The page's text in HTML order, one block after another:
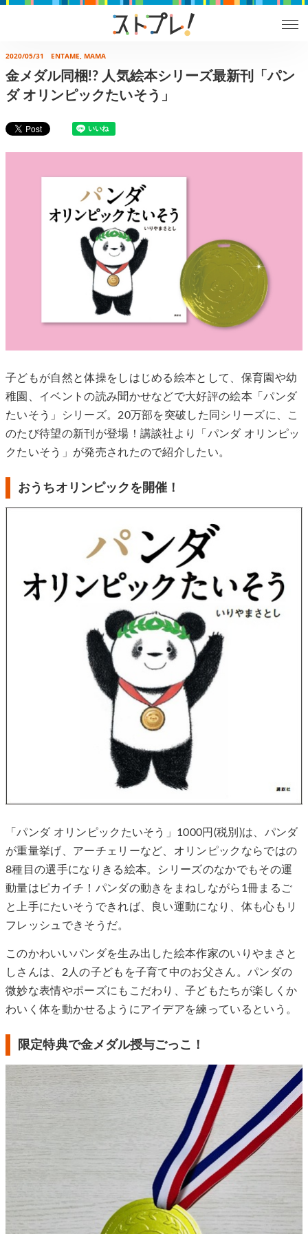
2020/05/31 ENTAME, MAMA
金メダル同梱!? 人気絵本シリーズ最新刊「パン
ダ オリンピックたいそう」
子どもが自然と体操をしはじめる絵本として、保育園や幼
稚園、イベントの読み聞かせなどで大好評の絵本「パンダ
たいそう」シリーズ。20万部を突破した同シリーズに、こ
のたび待望の新刊が登場！講談社より「パンダ オリンピッ
クたいそう」が発売されたので紹介したい。
おうちオリンピックを開催！
「パンダ オリンピックたいそう」1000円(税別)は、パンダ
が重量挙げ、アーチェリーなど、オリンピックならではの
8種目の選手になりきる絵本。シリーズのなかでもその運
動量はピカイチ！パンダの動きをまねしながら1冊まるご
と上手にたいそうできれば、良い運動になり、体も心もリ
フレッシュできそうだ。
このかわいいパンダを生み出した絵本作家のいりやまさと
しさんは、2人の子どもを子育て中のお父さん。パンダの
微妙な表情やポーズにもこだわり、子どもたちが楽しくか
わいく体を動かせるようにアイデアを練っているという。
限定特典で金メダル授与ごっこ！